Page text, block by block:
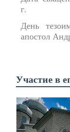
г.
День
апостол
Участие в